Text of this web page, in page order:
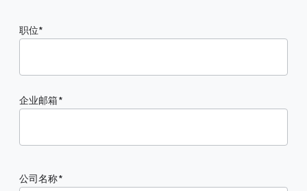
职位
企业邮箱
公司名称